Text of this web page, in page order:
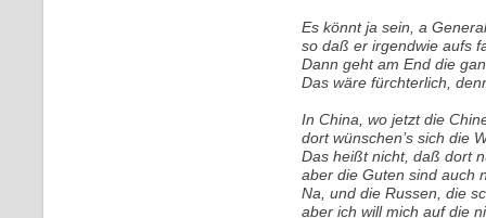
Es könnt ja sein, a
so daß er irgendwie aufs
Dann geht am End die
Das wäre fürchterlich,
In China, wo jetzt die
dort wünschen’s sich die
Das heißt nicht, daß dort
aber die Guten sind auch
Na, und die Russen, die
aber ich will mich auf die